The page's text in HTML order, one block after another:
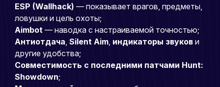
ESP (Wallhack) — показывает врагов, предметы,
ловушки и цель охоты;
Aimbot — наводка с настраиваемой точностью;
Антиотдача Silent Aim индикаторы звуков и
другие удобства;
Совместимость с последними патчами Hunt:
Showdown;